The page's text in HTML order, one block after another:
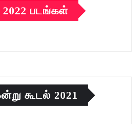
படங்கள்
கூடல் 2021